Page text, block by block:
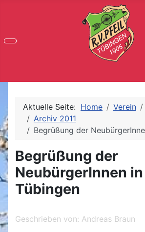
Aktuelle Seite: Home Verein
Archiv 2011
Begrüßung der
Begrüßung der
NeubürgerInnen in
Tübingen
Geschrieben von: Andreas Braun